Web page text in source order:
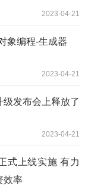
2023-04-21
象编程-生成器
2023-04-21
发布会上释放了
2023-04-21
式上线实施 有力
效率